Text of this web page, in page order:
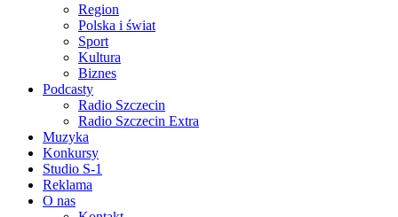
Region
Polska i świat
Sport
Kultura
Biznes
Podcasty
Radio Szczecin
Radio Szczecin Extra
Muzyka
Konkursy
Studio S-1
Reklama
O nas